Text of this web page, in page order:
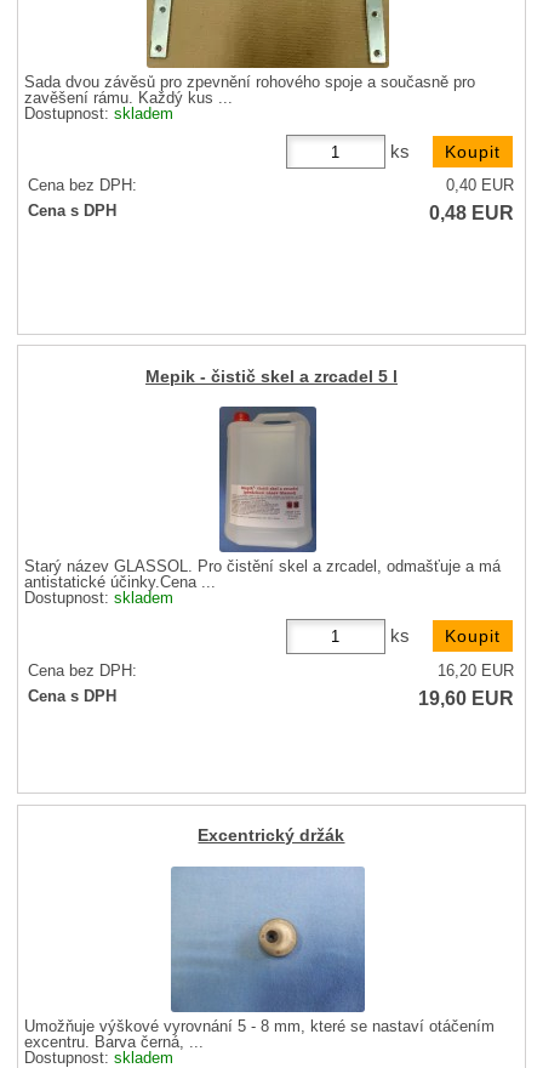
Sada dvou závěsů pro zpevnění rohového spoje a současně pro
zavěšení rámu. Každý kus ...
Dostupnost:skladem
ks
Cena bez DPH: 0,40 EUR
Cena s DPH
0,48 EUR
Mepik - čistič skel a zrcadel 5 l
Starý název GLASSOL. Pro čistění skel a zrcadel, odmašťuje a má
antistatické účinky.Cena ...
Dostupnost:skladem
ks
Cena bez DPH: 16,20 EUR
Cena s DPH
19,60 EUR
Excentrický držák
Umožňuje výškové vyrovnání 5 - 8 mm, které se nastaví otáčením
excentru. Barva černá, ...
Dostupnost:skladem